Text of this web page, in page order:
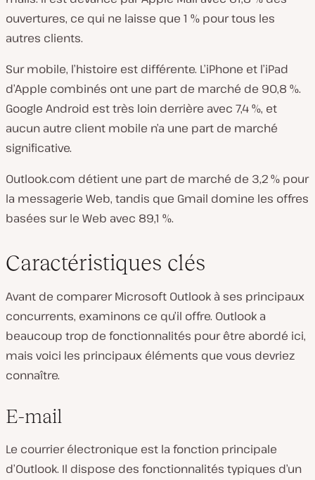
ouvertures, ce qui ne laisse que 1 % pour tous les
autres clients.
Sur mobile, l’histoire est différente. L’iPhone et l’iPad
d’Apple combinés ont une part de marché de 90,8 %.
Google Android est très loin derrière avec 7,4 %, et
aucun autre client mobile n’a une part de marché
significative.
Outlook.com détient une part de marché de 3,2 % pour
la messagerie Web, tandis que Gmail domine les offres
basées sur le Web avec 89,1 %.
Caractéristiques clés
Avant de comparer Microsoft Outlook à ses principaux
concurrents, examinons ce qu’il offre. Outlook a
beaucoup trop de fonctionnalités pour être abordé ici,
mais voici les principaux éléments que vous devriez
connaître.
E-mail
Le courrier électronique est la fonction principale
d’Outlook. Il dispose des fonctionnalités typiques d’un